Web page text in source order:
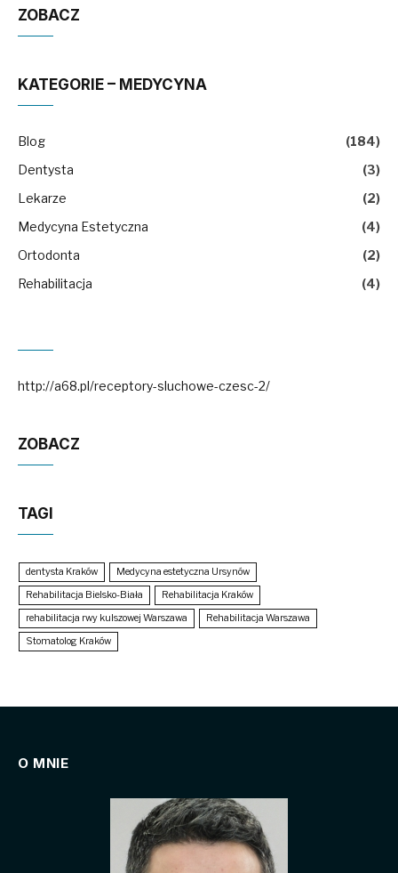
ZOBACZ
KATEGORIE – MEDYCYNA
Blog
(184)
Dentysta
(3)
Lekarze
(2)
Medycyna Estetyczna
(4)
Ortodonta
(2)
Rehabilitacja
(4)
http://a68.pl/receptory-sluchowe-czesc-2/
ZOBACZ
TAGI
dentysta Kraków
Medycyna estetyczna Ursynów
Rehabilitacja Bielsko-Biała
Rehabilitacja Kraków
rehabilitacja rwy kulszowej Warszawa
Rehabilitacja Warszawa
Stomatolog Kraków
O MNIE